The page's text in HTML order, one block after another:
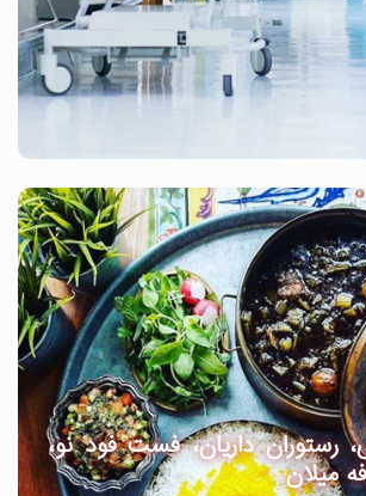
رستوران داریان، فست فود نو،
میلان